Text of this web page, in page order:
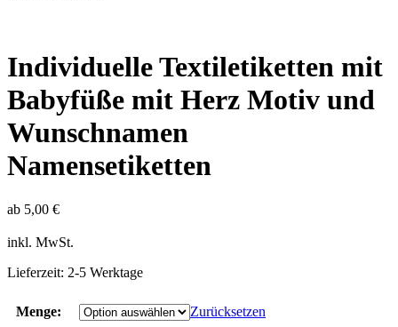
Individuelle Textiletiketten mit
Babyfüße mit Herz Motiv und
Wunschnamen
Namensetiketten
ab 5,00 €
inkl. MwSt.
Lieferzeit: 2-5 Werktage
Menge: Zurücksetzen